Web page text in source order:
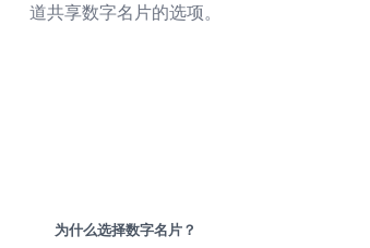
道共享数字名片的选项。
为什么选择数字名片？